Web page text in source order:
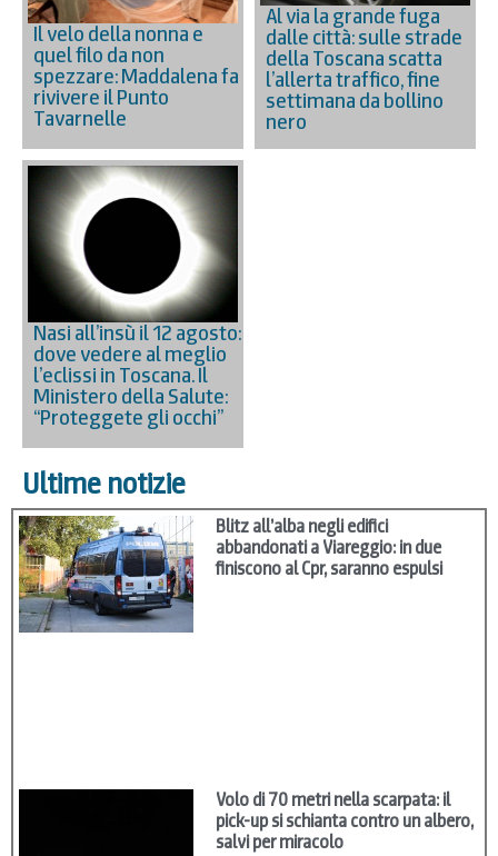
Il velo della nonna e
quel filo da non
spezzare: Maddalena fa
rivivere il Punto
Tavarnelle
Al via la grande fuga
dalle città: sulle strade
della Toscana scatta
l’allerta traffico, fine
settimana da bollino
nero
Nasi all’insù il 12 agosto:
dove vedere al meglio
l’eclissi in Toscana. Il
Ministero della Salute:
“Proteggete gli occhi”
Ultime notizie
Blitz all’alba negli edifici
abbandonati a Viareggio: in due
finiscono al Cpr, saranno espulsi
Volo di 70 metri nella scarpata: il
pick-up si schianta contro un albero,
salvi per miracolo